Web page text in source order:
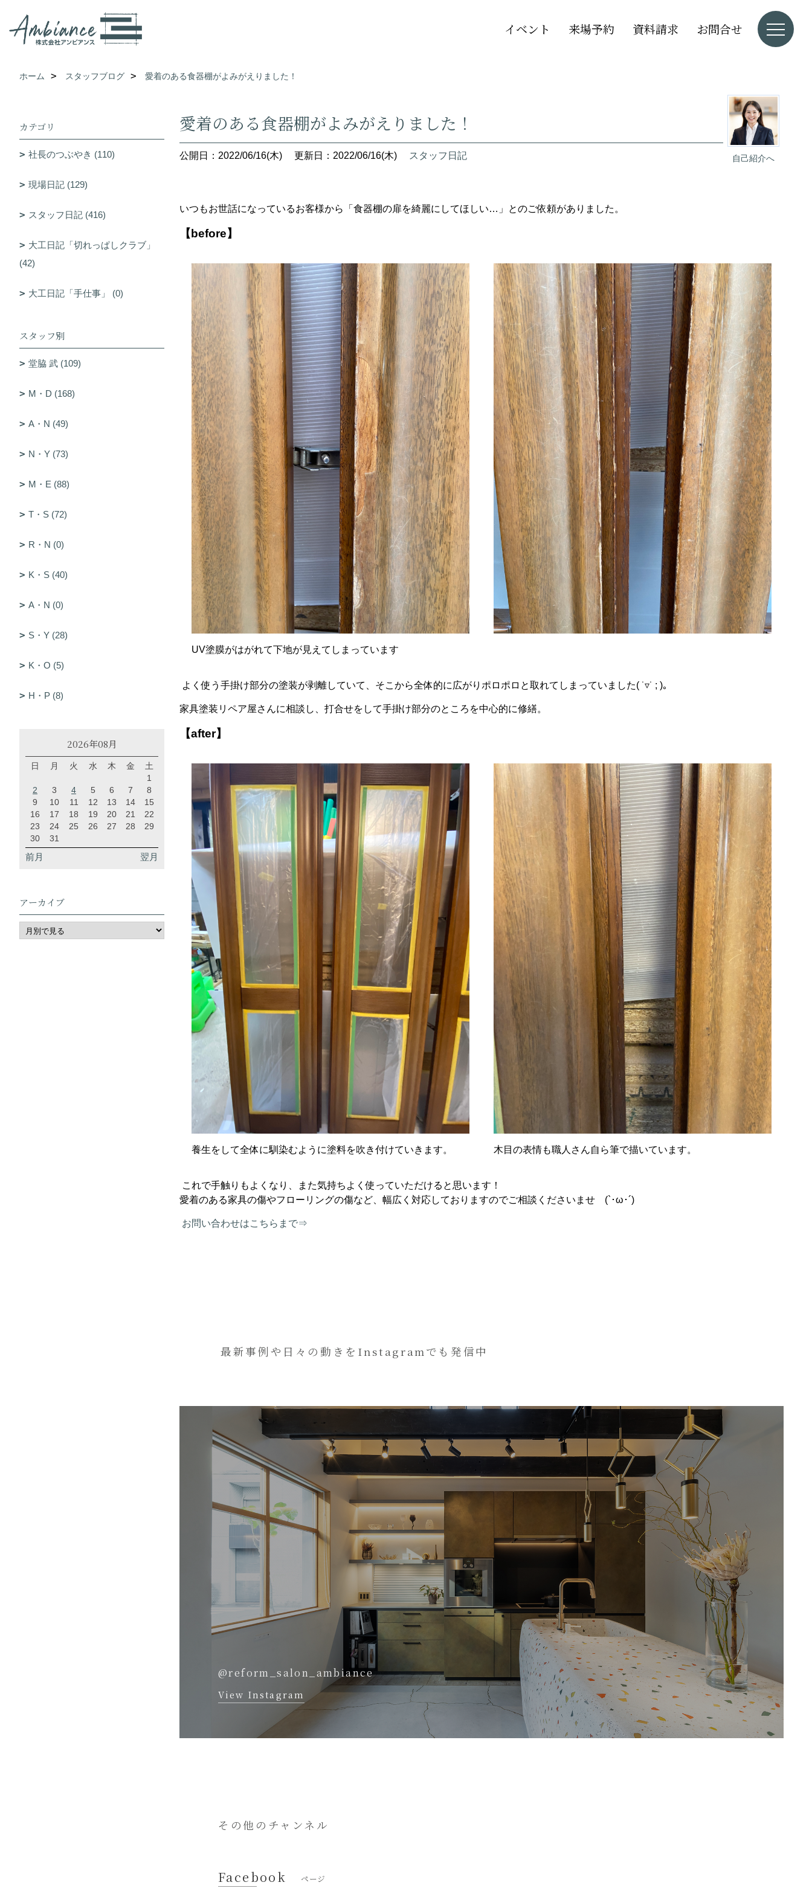
イベント 来場予約 資料請求 お問合せ
ホーム スタッフブログ 愛着のある食器棚がよみがえりました！
自己紹介へ
愛着のある食器棚がよみがえりました！
公開日：2022/06/16(木) 更新日：2022/06/16(木) スタッフ日記
いつもお世話になっているお客様から「食器棚の扉を綺麗にしてほしい…」とのご依頼がありました。
【before】
UV塗膜がはがれて下地が見えてしまっています
よく使う手掛け部分の塗装が剥離していて、そこから全体的に広がりポロポロと取れてしまっていました( ˙▿˙ ; )｡
家具塗装リペア屋さんに相談し、打合せをして手掛け部分のところを中心的に修繕。
【after】
養生をして全体に馴染むように塗料を吹き付けていきます。 木目の表情も職人さん自ら筆で描いています。
これで手触りもよくなり、また気持ちよく使っていただけると思います！
愛着のある家具の傷やフローリングの傷など、幅広く対応しておりますのでご相談くださいませ (`･ω･´)
お問い合わせはこちらまで⇒
最新事例や日々の動きをInstagramでも発信中
@reform_salon_ambiance
View Instagram
その他のチャンネル
Facebook ページ
カテゴリ
社長のつぶやき (110)
現場日記 (129)
スタッフ日記 (416)
大工日記「切れっぱしクラブ」
(42)
大工日記「手仕事」 (0)
スタッフ別
堂脇 武 (109)
M・D (168)
A・N (49)
N・Y (73)
M・E (88)
T・S (72)
R・N (0)
K・S (40)
A・N (0)
S・Y (28)
K・O (5)
H・P (8)
2026年08月
日 月 火 水 木 金
土
1
2
3 4 5 6 7
8
9
10 11 12 13 14
15
16
17 18 19 20 21
22
23
24 25 26 27 28
29
30
31
前月 翌月
アーカイブ